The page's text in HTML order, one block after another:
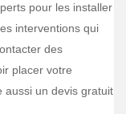
pour les installer
interventions qui
des
placer votre
aussi un devis gratuit